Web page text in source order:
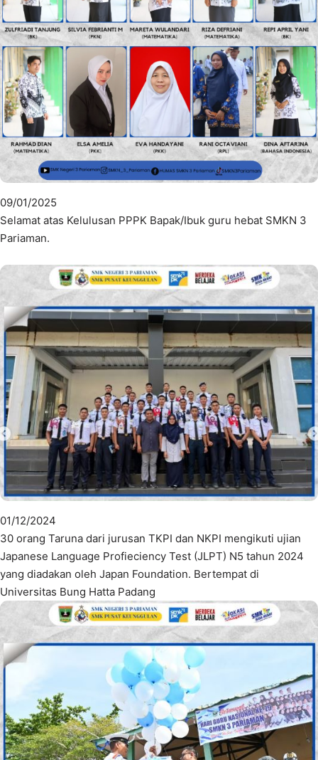
09/01/2025
Selamat atas Kelulusan PPPK Bapak/Ibuk guru hebat SMKN 3
Pariaman.
01/12/2024
30 orang Taruna dari jurusan TKPI dan NKPI mengikuti ujian
Japanese Language Profieciency Test (JLPT) N5 tahun 2024
yang diadakan oleh Japan Foundation. Bertempat di
Universitas Bung Hatta Padang